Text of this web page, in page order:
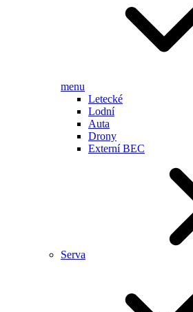
menu
Letecké
Lodní
Auta
Drony
Externí BEC
Serva